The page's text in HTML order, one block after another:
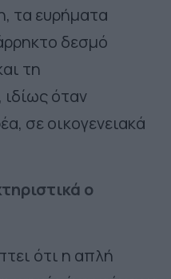
τα ευρήματα
δεσμό
τη
ιδίως όταν
σε οικογενειακά
ο
ότι η απλή